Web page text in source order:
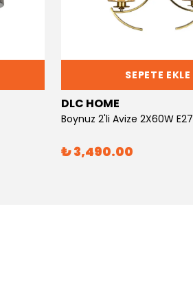
SEPETE EKLE
DLC HOME
Boynuz 2'li Avize 2X60W E27
₺ 3,490.00